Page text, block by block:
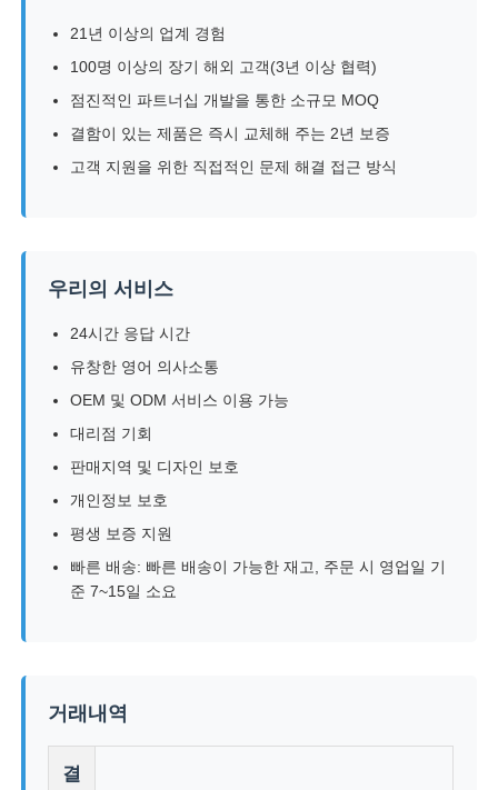
LED 메쉬 디스플레이
투명 필름 화면을 LED
자필 지도된 스크린
LED 그릴 화면
투명 디스플레이 화면
21년 이상의 업계 경험
100명 이상의 장기 해외 고객(3년 이상 협력)
점진적인 파트너십 개발을 통한 소규모 MOQ
결함이 있는 제품은 즉시 교체해 주는 2년 보증
고객 지원을 위한 직접적인 문제 해결 접근 방식
우리의 서비스
24시간 응답 시간
유창한 영어 의사소통
OEM 및 ODM 서비스 이용 가능
대리점 기회
판매지역 및 디자인 보호
개인정보 보호
평생 보증 지원
빠른 배송: 빠른 배송이 가능한 재고, 주문 시 영업일 기
준 7~15일 소요
거래내역
결